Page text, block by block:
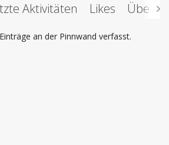
Aktivitäten Likes Über
an der Pinnwand verfasst.